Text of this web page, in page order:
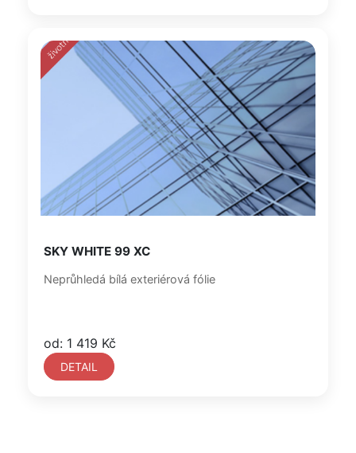
SKY WHITE 99 XC
Neprůhledá bílá exteriérová fólie
od: 1 419 Kč
DETAIL